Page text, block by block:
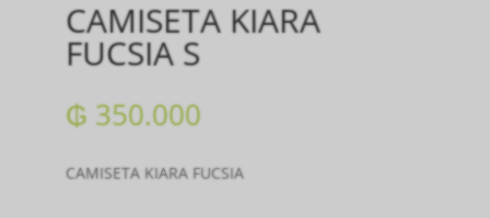
CAMISETA KIARA
FUCSIA S
₲ 350.000
CAMISETA KIARA FUCSIA